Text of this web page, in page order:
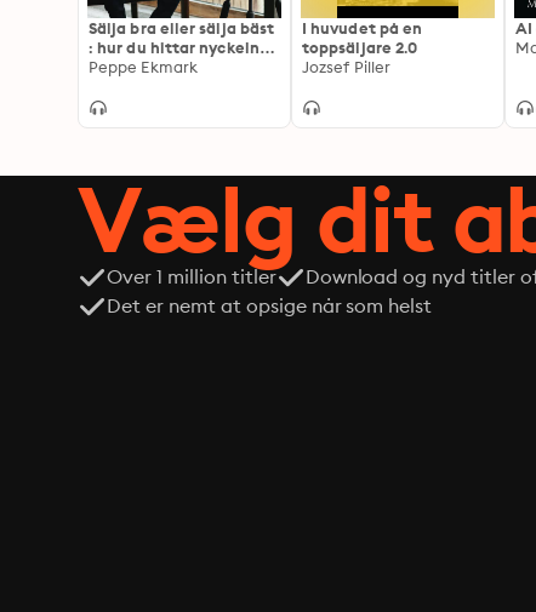
Sälja bra eller sälja bäst
: hur du hittar nyckeln
till kundens hjärta
Peppe Ekmark
I huvudet på en
toppsäljare 2.0
Jozsef Piller
AI
Vælg dit
Over 1 million titler Download og nyd titler
Det er nemt at opsige når som helst